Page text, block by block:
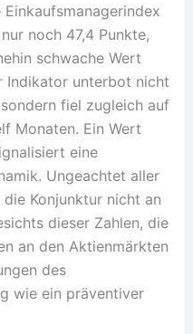
noch 47,4 Punkte,
schwache Wert
Indikator unterbot nicht
fiel zugleich auf
Monaten. Ein Wert
eine
Ungeachtet aller
Konjunktur nicht an
dieser Zahlen, die
an den Aktienmärkten
des
wie ein präventiver